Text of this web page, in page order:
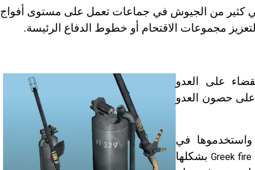
كثير من الجيوش في جماعات تعمل على مستوى أفواج
مجموعات الاقتحام أو خطوط الدفاع الرئيسة.
على العدو
على حصون العدو
واستخدموها في
Greek fire بشكلها